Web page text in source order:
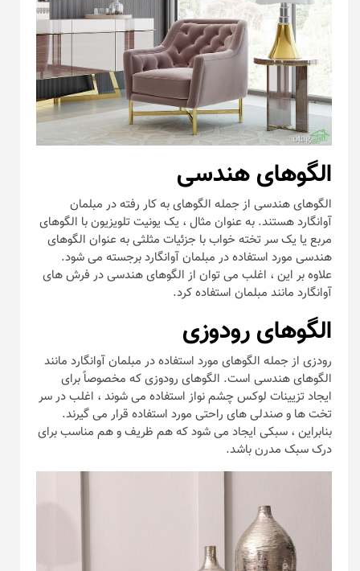
الگوهای هندسی
الگوهای هندسی از جمله الگوهای به کار رفته در مبلمان
آوانگارد هستند. به عنوان مثال ، یک یونیت تلویزیون با الگوهای
مربع یا یک سر تخته خواب با جزئیات مثلثی به عنوان الگوهای
هندسی مورد استفاده در مبلمان آوانگارد برجسته می شود.
علاوه بر این ، اغلب می توان از الگوهای هندسی در فرش های
آوانگارد مانند مبلمان استفاده کرد.
الگوهای رودوزی
رودزی از جمله الگوهای مورد استفاده در مبلمان آوانگارد مانند
الگوهای هندسی است. الگوهای رودوزی که مخصوصاً برای
ایجاد تزیینات لوکس چشم نواز استفاده می شوند ، اغلب در سر
تخت ها و صندلی های راحتی مورد استفاده قرار می گیرند.
بنابراین ، سبکی ایجاد می شود که هم ظریف و هم مناسب برای
درک سبک مدرن باشد.